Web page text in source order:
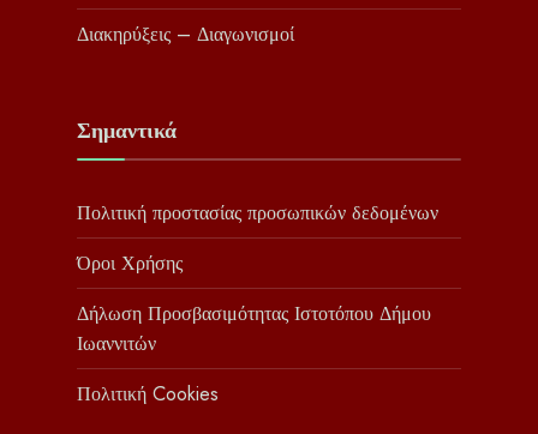
Διακηρύξεις – Διαγωνισμοί
Σημαντικά
Πολιτική προστασίας προσωπικών δεδομένων
Όροι Χρήσης
Δήλωση Προσβασιμότητας Ιστοτόπου Δήμου
Ιωαννιτών
Πολιτική Cookies